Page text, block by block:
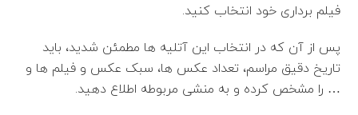
فیلم برداری خود انتخاب کنید.
پس از آن که در انتخاب این آتلیه ها مطمئن شدید، باید
تاریخ دقیق مراسم، تعداد عکس ها، سبک عکس و فیلم ها و
… را مشخص کرده و به منشی مربوطه اطلاع دهید.